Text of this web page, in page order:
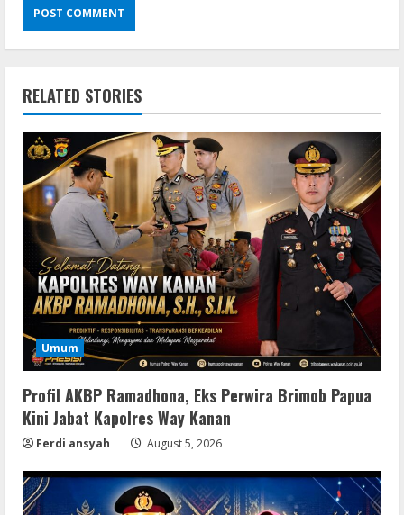
RELATED STORIES
Umum
Profil AKBP Ramadhona, Eks Perwira Brimob Papua
Kini Jabat Kapolres Way Kanan
Ferdi ansyah August 5, 2026
MATLAB R2024b Crack exe [Full] x64
Bypass